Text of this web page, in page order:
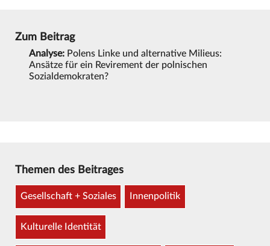
Zum Beitrag
Analyse: Polens Linke und alternative Milieus:
Ansätze für ein Revirement der polnischen
Sozialdemokraten?
Themen des Beitrages
Gesellschaft + Soziales Innenpolitik
Kulturelle Identität